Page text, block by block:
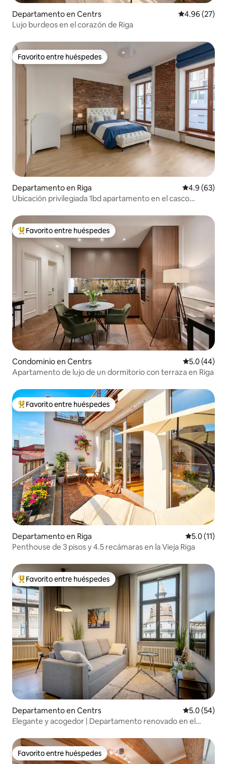
Departamento en Centrs Calificación
4.96 (27)
Lujo burdeos en el corazón de Riga
Favorito entre huéspedes
Favorito entre huéspedes
Departamento en Riga Calificación
4.9 (63)
Ubicación privilegiada 1bd apartamento en el casco
De los mejores en Favorito entre huéspedes
Favorito entre huéspedes
Condominio en Centrs Calificación
5.0 (44)
Apartamento de lujo de un dormitorio con terraza en Riga
De los mejores en Favorito entre huéspedes
Favorito entre huéspedes
Departamento en Riga Calificación
5.0 (11)
Penthouse de 3 pisos y 4.5 recámaras en la Vieja Riga
De los mejores en Favorito entre huéspedes
Favorito entre huéspedes
Departamento en Centrs Calificación
5.0 (54)
Elegante y acogedor | Departamento renovado en el
Favorito entre huéspedes
Favorito entre huéspedes